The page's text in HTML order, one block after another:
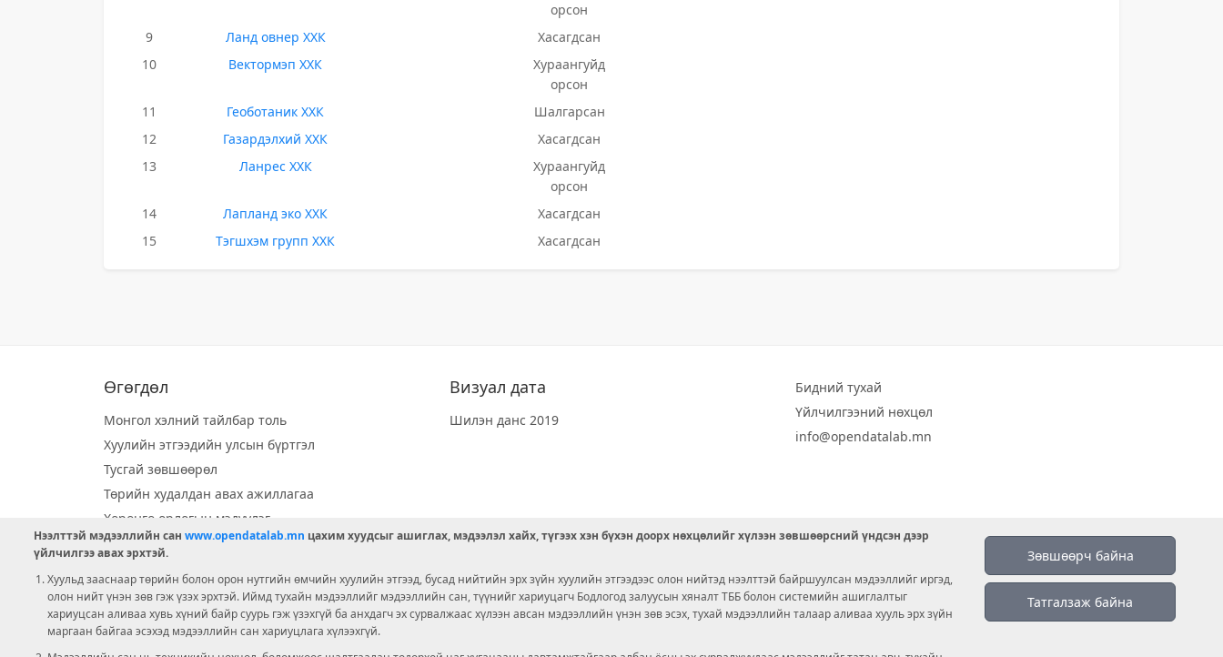
орсон
9
Ланд овнер ХХК
Хасагдсан
10
Вектормэп ХХК
Хураангуйд
орсон
11
Геоботаник ХХК
Шалгарсан
12
Газардэлхий ХХК
Хасагдсан
13
Ланрес ХХК
Хураангуйд
орсон
14
Лапланд эко ХХК
Хасагдсан
15
Тэгшхэм групп ХХК Хасагдсан
Өгөгдөл
Монгол хэлний тайлбар толь
Хуулийн этгээдийн улсын бүртгэл
Тусгай зөвшөөрөл
Төрийн худалдан авах ажиллагаа
Хөрөнгө орлогын мэдүүлэг
Орон нутгийн хөгжлийн сан
Ээлжит сонгууль
Ашигт малтмал тусгай зөвшөөрөл
Визуал дата
Шилэн данс 2019
Бидний тухай
Үйлчилгээний нөхцөл
info@opendatalab.mn
Зөвшөөрч байна
Татгалзаж байна
Нээлттэй мэдээллийн сан www.opendatalab.mn цахим хуудсыг ашиглах, мэдээлэл хайх, түгээх хэн бүхэн доорх нөхцөлийг хүлээн зөвшөөрсний үндсэн дээр
үйлчилгээ авах эрхтэй.
Хуульд зааснаар төрийн болон орон нутгийн өмчийн хуулийн этгээд, бусад нийтийн эрх зүйн хуулийн этгээдээс олон нийтэд нээлттэй байршуулсан мэдээллийг иргэд,
олон нийт үнэн зөв гэж үзэх эрхтэй. Иймд тухайн мэдээллийг мэдээллийн сан, түүнийг хариуцагч Бодлогод залуусын хяналт ТББ болон системийн ашиглалтыг
хариуцсан аливаа хувь хүний байр суурь гэж үзэхгүй ба анхдагч эх сурвалжаас хүлээн авсан мэдээллийн үнэн зөв эсэх, тухай мэдээллийн талаар аливаа хууль эрх зүйн
маргаан байгаа эсэхэд мэдээллийн сан хариуцлага хүлээхгүй.